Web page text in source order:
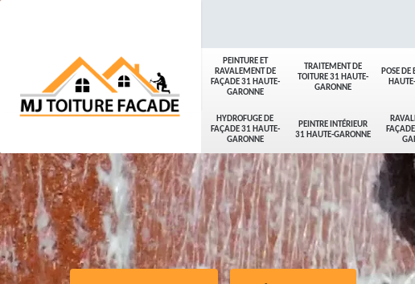
PEINTURE ET
RAVALEMENT DE
FAÇADE 31 HAUTE-
GARONNE
TRAITEMENT DE
TOITURE 31 HAUTE-
GARONNE
POSE
HYDROFUGE DE
FAÇADE 31 HAUTE-
GARONNE
PEINTRE INTÉRIEUR
31 HAUTE-GARONNE